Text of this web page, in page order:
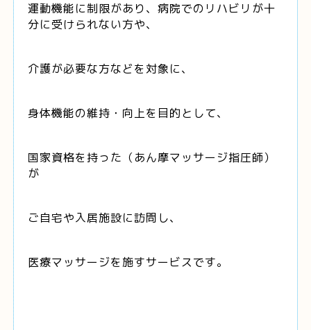
運動機能に制限があり、病院でのリハビリが十
分に受けられない方や、
介護が必要な方などを対象に、
身体機能の維持・向上を目的として、
国家資格を持った（あん摩マッサージ指圧師）
が
ご自宅や入居施設に訪問し、
医療マッサージを施すサービスです。